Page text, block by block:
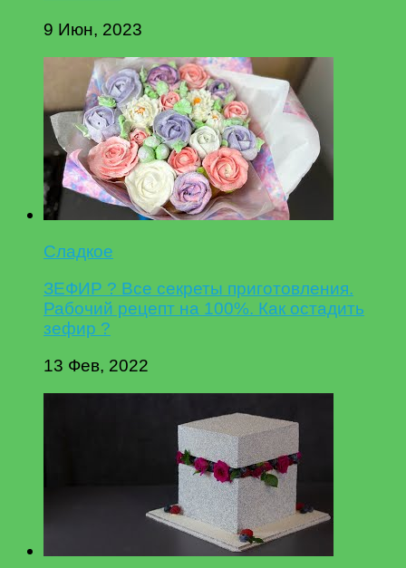
9 Июн, 2023
Сладкое
ЗЕФИР ? Все секреты приготовления.
Рабочий рецепт на 100%. Как остадить
зефир ?
13 Фев, 2022